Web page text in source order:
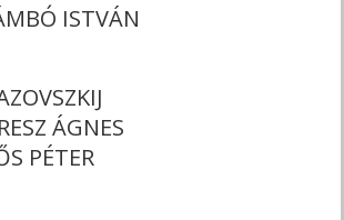
ISTVÁN
ÁGNES
PÉTER